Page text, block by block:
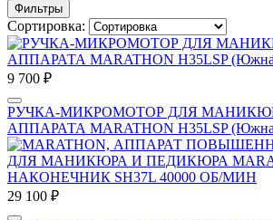
Фильтры
Сортировка:
9 700 ₽
РУЧКА-МИКРОМОТОР ДЛЯ
АППАРАТА MARATHON H35LSP
29 100 ₽